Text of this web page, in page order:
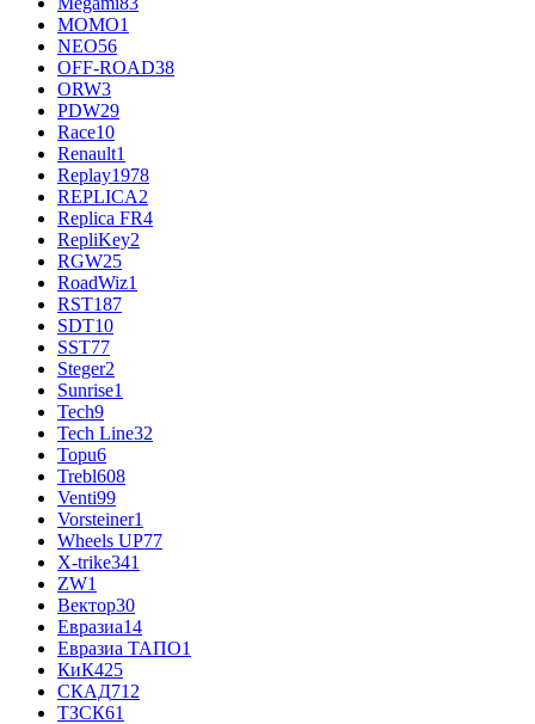
MOMO1
NEO56
OFF-ROAD38
ORW3
PDW29
Race10
Renault1
Replay1978
REPLICA2
Replica FR4
RepliKey2
RGW25
RoadWiz1
RST187
SDT10
SST77
Steger2
Sunrise1
Tech9
Tech Line32
Topu6
Trebl608
Venti99
Vorsteiner1
Wheels UP77
X-trike341
ZW1
Вектор30
Евразиа14
Евразиа ТАПО1
КиК425
СКАД712
ТЗСК61